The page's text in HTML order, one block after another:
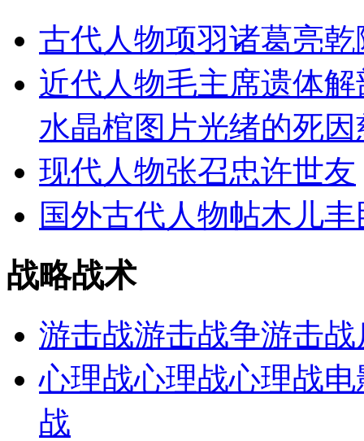
古代人物项羽诸葛亮乾
近代人物毛主席遗体
水晶棺图片光绪的死因
现代人物张召忠许世友
国外古代人物帖木儿丰
战略战术
游击战游击战争游击战
心理战心理战心理战电
战